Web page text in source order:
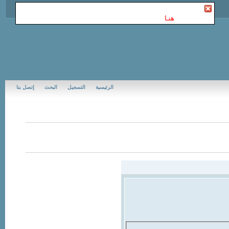
هنـا
إتصل بنا البحث التسجيل الرئيسية